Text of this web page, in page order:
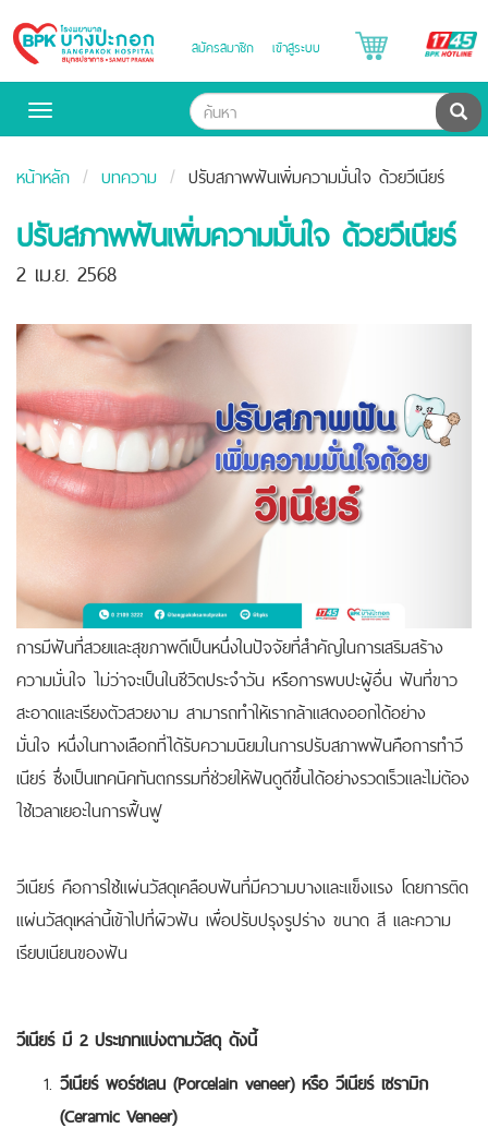
Bangpakok
Hospital
สมัครสมาชิก เข้าสู่ระบบ
Toggle
ค้น
หน้าหลัก บทความ ปรับสภาพฟันเพิ่มความมั่นใจ ด้วยวีเนียร์
ปรับสภาพฟันเพิ่มความมั่นใจ ด้วยวีเนียร์
2 เม.ย. 2568
การมีฟันที่สวยและสุขภาพดีเป็นหนึ่งในปัจจัยที่สำคัญในการเสริมสร้าง
ความมั่นใจ ไม่ว่าจะเป็นในชีวิตประจำวัน หรือการพบปะผู้อื่น ฟันที่ขาว
สะอาดและเรียงตัวสวยงาม สามารถทำให้เรากล้าแสดงออกได้อย่าง
มั่นใจ หนึ่งในทางเลือกที่ได้รับความนิยมในการปรับสภาพฟันคือการทำวี
เนียร์ ซึ่งเป็นเทคนิคทันตกรรมที่ช่วยให้ฟันดูดีขึ้นได้อย่างรวดเร็วและไม่ต้อง
ใช้เวลาเยอะในการฟื้นฟู
วีเนียร์ คือการใช้แผ่นวัสดุเคลือบฟันที่มีความบางและแข็งแรง โดยการติด
แผ่นวัสดุเหล่านี้เข้าไปที่ผิวฟัน เพื่อปรับปรุงรูปร่าง ขนาด สี และความ
เรียบเนียนของฟัน
วีเนียร์ มี 2 ประเภทแบ่งตามวัสดุ ดังนี้
วีเนียร์ พอร์ซเลน (Porcelain veneer) หรือ วีเนียร์ เซรามิก
(Ceramic Veneer)